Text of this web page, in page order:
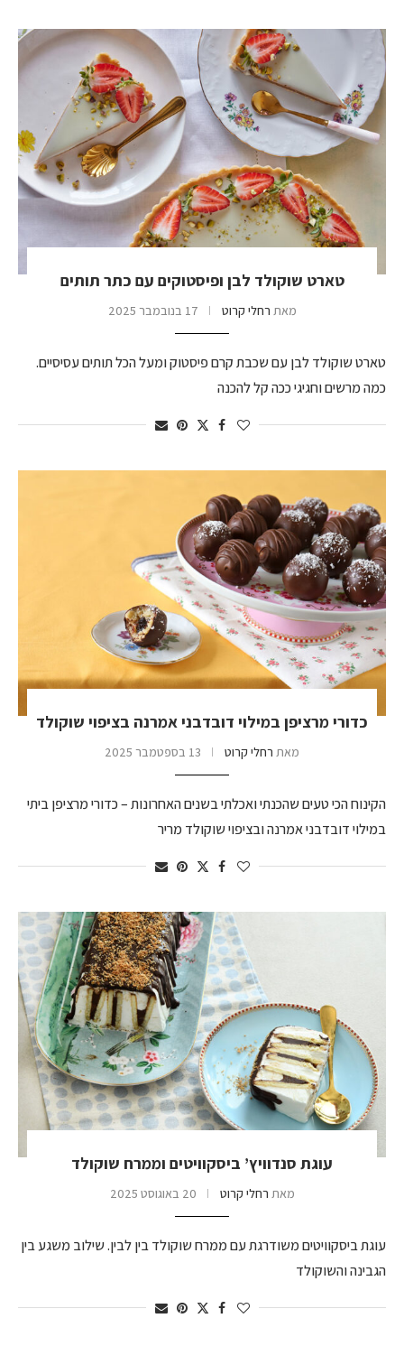
טארט שוקולד לבן ופיסטוקים עם כתר תותים
מאת רחלי קרוט 17 בנובמבר 2025
טארט שוקולד לבן עם שכבת קרם פיסטוק ומעל הכל תותים עסיסיים.
כמה מרשים וחגיגי ככה קל להכנה
כדורי מרציפן במילוי דובדבני אמרנה בציפוי שוקולד
מאת רחלי קרוט 13 בספטמבר 2025
הקינוח הכי טעים שהכנתי ואכלתי בשנים האחרונות – כדורי מרציפן ביתי
במילוי דובדבני אמרנה ובציפוי שוקולד מריר
עוגת סנדוויץ’ ביסקוויטים וממרח שוקולד
מאת רחלי קרוט 20 באוגוסט 2025
עוגת ביסקוויטים משודרגת עם ממרח שוקולד בין לבין. שילוב משגע בין
הגבינה והשוקולד